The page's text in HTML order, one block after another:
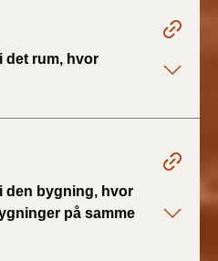
det rum, hvor
den bygning, hvor
på samme